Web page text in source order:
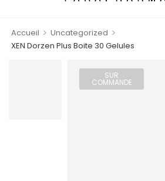
Accueil > Uncategorized >
XEN Dorzen Plus Boite 30 Gelules
SUR
COMMANDE